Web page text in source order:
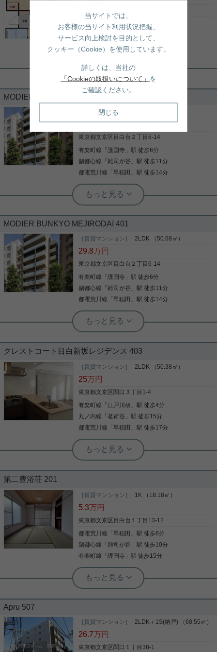
用部には宅配ボックスが付いているため、家で何時
間も待機する必要がありません。セキュリティ面
は、オートロック・TVインターホンなど充実してい
るので、防犯対策もばっちりです。システムキッチ
ン付きのマンションです。快適な生活を実現してく
思います。当社に住まい探しのお手伝いをさせて下
さい。
写真(9)
有楽町線 「護国寺」駅 徒歩11分
都電荒川線 「早稲田」駅 徒歩13分
都電荒川線
「 都電雑司ヶ谷 」駅 徒歩15分
☆1SDKに2人入居可能！外国籍の方も
相談出来ます☆
便利なスーパー「ミニコープ目白台」まで320mで
す。洗面化粧台があると、朝の身支度もラクラクで
す。収納はクロゼット・シューズボックスなど豊富
駅利用できる場所にあり、行き先に応じて乗車駅の
使い分けができます。魅力も多い賃貸物件はいかが
でしょうか。現在空家なので、すぐにご案内できま
す。お部屋探しをするなら、当社にご連絡下さい。
注目を集めている文京区エリアや有楽町線護国寺付
写真(9)
詳細を見る
MODIER BUNKYO MEJIRODAI 802
［賃貸マンション］
40.3万円
東京都文京区目白台２丁目6-14
有楽町線 「護国寺 」駅 徒歩6分
副都心線 「雑司が谷 」駅 徒歩11分
都電荒川線 「早稲田 」駅 徒歩14分
実用春日ホーム 茗荷谷店 堀田枝里
新築3LDK！高階層のお部屋です！
寺駅徒歩6分！ 高階層、約70㎡の3LDKのお部屋で
す！ 食洗器や床暖房あり！ 敷金礼金0で、フリーレ
ント2ヶ月あり！ 初期費用も抑えられます☆ 他のお
部屋もご紹介可能でございます！ お気軽にお問い合
わせくださいませ！ ★お電話でのご相談もお気軽に
どうぞ★ 実用春日ホーム株式会社 茗荷谷店 TEL：
03-6902-5021
写真(9)
詳細を見る
MODIER BUNKYO MEJIRODAI 401
［賃貸マンション］ 2LDK （50.68㎡）
29.8万円
東京都文京区目白台２丁目6-14
有楽町線 「護国寺 」駅 徒歩6分
副都心線 「雑司が谷 」駅 徒歩11分
都電荒川線 「早稲田 」駅 徒歩14分
実用春日ホーム 茗荷谷店 堀田枝里
新築2LDK☆全部屋南向き！
寺駅徒歩6分！ 約50㎡の2LDKのお部屋です！ 全て
のお部屋が南向き☆ 敷金礼金0で、フリーレント2ヶ
月あり！ 初期費用も抑えられます☆ 他のお部屋もご
紹介可能でございます！ お気軽にお問い合わせくだ
実用春日ホーム株式会社 茗荷谷店 TEL：03-6902-
5021
写真(9)
詳細を見る
クレストコート目白新坂レジデンス 403
［賃貸マンション］ 2LDK （50.38㎡）
25万円
東京都文京区関口３丁目1-4
有楽町線 「江戸川橋 」駅 徒歩4分
丸ノ内線 「茗荷谷 」駅 徒歩15分
都電荒川線 「早稲田 」駅 徒歩17分
実用春日ホーム 富坂サテライト デヘスースパトリシオ恒樹
☆南向きに2部屋あります！小型犬や猫
す。室内設備は洗面化粧台・浴室乾燥機などが揃っ
ているので、快適に過ごしやすいお部屋になりま
す。宅配業者が来たときに業者の人との接触をため
らうという方でも宅配ボックスがあるので、対面で
ティ面は、オートロック・TVインターホンなど充実
しているので安心して生活できます。マンションに
光回線を繋いでパソコンを使いやすくしました。文
京区エリアや有楽町線江戸川橋付近でのお部屋探し
は、当社にお任せください。お客様のニーズに合っ
たお部屋をご紹介させていただきます。
写真(9)
詳細を見る
第二豊浴荘 201
［賃貸マンション］ 1K （18.18㎡）
5.3万円
東京都文京区目白台１丁目13-12
都電荒川線 「早稲田 」駅 徒歩6分
副都心線 「雑司が谷 」駅 徒歩10分
有楽町線 「護国寺 」駅 徒歩15分
実用春日ホーム 小石川店 谷口淳
ガスコンロ設置可 敷金1ヶ月 エアコン
す。魅力溢れる角部屋は窓が多く風通しが良いの
で、満足いくと思います。バルコニーをご活用いた
だけます。駐輪場付きのアパートです。住まい探し
の際には、実際に住んでみた時のことを想像しなが
Apru 507
［賃貸マンション］ 2LDK＋1S(納戸) （68.55㎡）
26.7万円
東京都文京区関口１丁目38-1
当サイトでは、
お客様の当サイト利用状況把握、
サービス向上検討を目的として、
クッキー（Cookie）を使用しています。
詳しくは、当社の
「Cookieの取扱いについて」 を
ご確認ください。
閉じる